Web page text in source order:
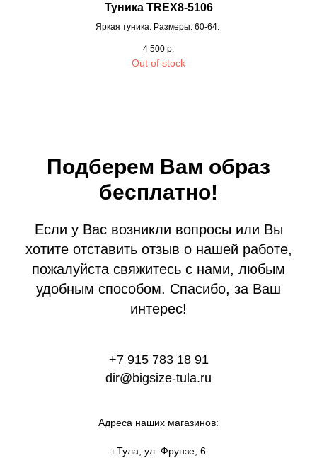
Туника TREX8-5106
Яркая туника. Размеры: 60-64.
4 500 р.
Out of stock
Подберем Вам образ
бесплатно!
Если у Вас возникли вопросы или Вы
хотите отставить отзыв о нашей работе,
пожалуйста свяжитесь с нами, любым
удобным способом. Спасибо, за Ваш
интерес!
+7 915 783 18 91
dir@bigsize-tula.ru
Адреса наших магазинов:
г.Тула, ул. Фрунзе, 6